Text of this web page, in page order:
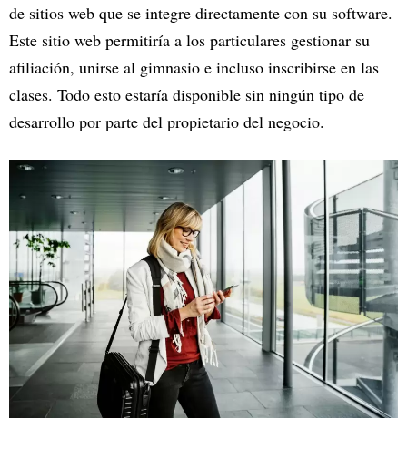
de sitios web que se integre directamente con su software.
Este sitio web permitiría a los particulares gestionar su
afiliación, unirse al gimnasio e incluso inscribirse en las
clases. Todo esto estaría disponible sin ningún tipo de
desarrollo por parte del propietario del negocio.